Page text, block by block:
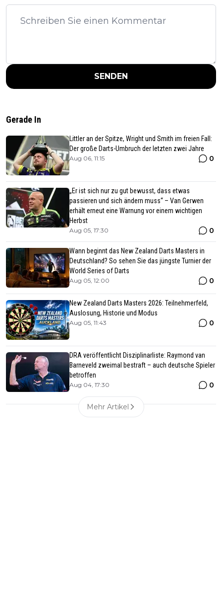
SENDEN
Gerade In
Littler an der Spitze, Wright und Smith im freien Fall:
Der große Darts-Umbruch der letzten zwei Jahre
Aug 06, 11:15 0
„Er ist sich nur zu gut bewusst, dass etwas
passieren und sich ändern muss“ – Van Gerwen
erhält erneut eine Warnung vor einem wichtigen
Herbst
Aug 05, 17:30 0
Wann beginnt das New Zealand Darts Masters in
Deutschland? So sehen Sie das jüngste Turnier der
World Series of Darts
Aug 05, 12:00 0
New Zealand Darts Masters 2026: Teilnehmerfeld,
Auslosung, Historie und Modus
Aug 05, 11:43 0
DRA veröffentlicht Disziplinarliste: Raymond van
Barneveld zweimal bestraft – auch deutsche Spieler
betroffen
Aug 04, 17:30 0
Mehr Artikel